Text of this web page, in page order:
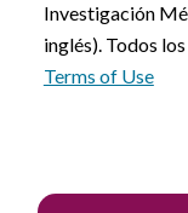
Investigación
inglés). Todos
Terms of Use